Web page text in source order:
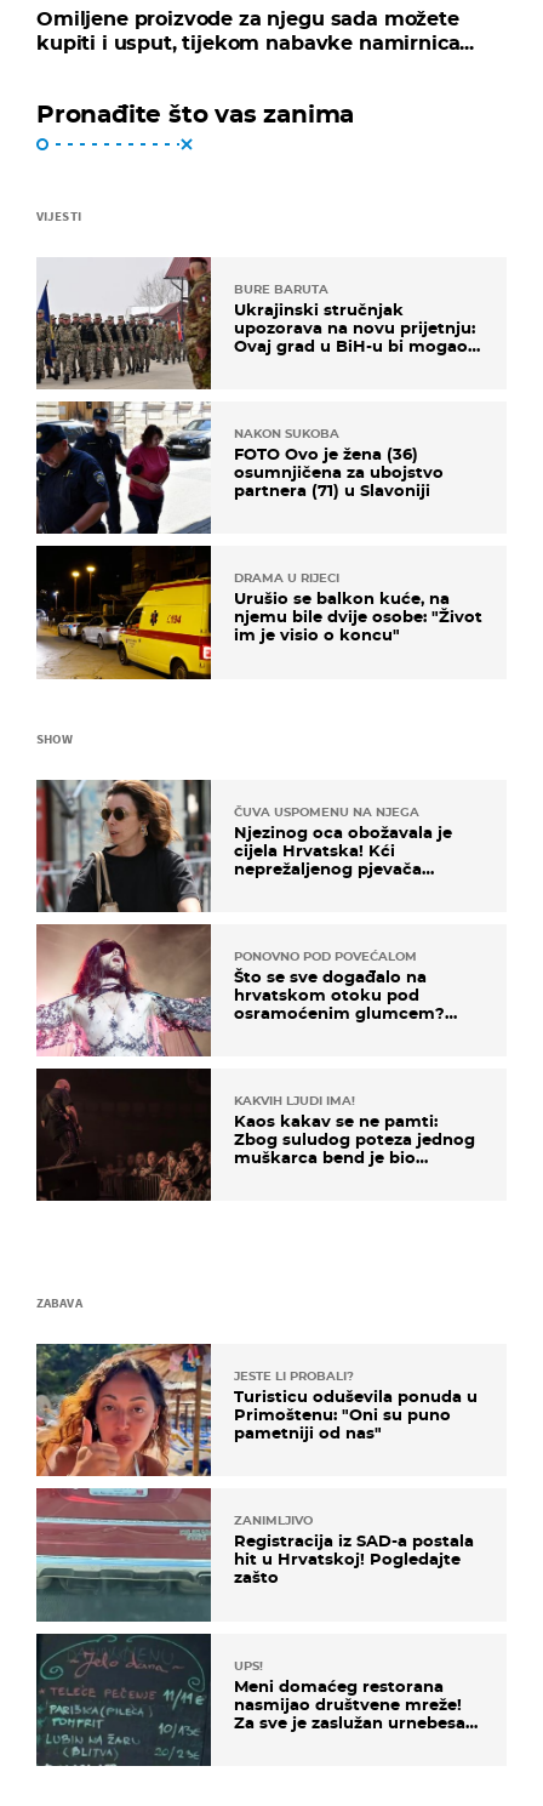
Omiljene proizvode za njegu sada možete
kupiti i usput, tijekom nabavke namirnica...
Pronađite što vas zanima
VIJESTI
BURE BARUTA
Ukrajinski stručnjak
upozorava na novu prijetnju:
Ovaj grad u BiH-u bi mogao
NAKON SUKOBA
FOTO Ovo je žena (36)
osumnjičena za ubojstvo
partnera (71) u Slavoniji
DRAMA U RIJECI
Urušio se balkon kuće, na
njemu bile dvije osobe: "Život
im je visio o koncu"
SHOW
ČUVA USPOMENU NA NJEGA
Njezinog oca obožavala je
cijela Hrvatska! Kći
neprežaljenog pjevača
PONOVNO POD POVEĆALOM
Što se sve događalo na
hrvatskom otoku pod
osramoćenim glumcem?
KAKVIH LJUDI IMA!
Kaos kakav se ne pamti:
Zbog suludog poteza jednog
muškarca bend je bio
ZABAVA
JESTE LI PROBALI?
Turisticu oduševila ponuda u
Primoštenu: "Oni su puno
pametniji od nas"
ZANIMLJIVO
Registracija iz SAD-a postala
hit u Hrvatskoj! Pogledajte
zašto
UPS!
Meni domaćeg restorana
nasmijao društvene mreže!
Za sve je zaslužan urnebesan